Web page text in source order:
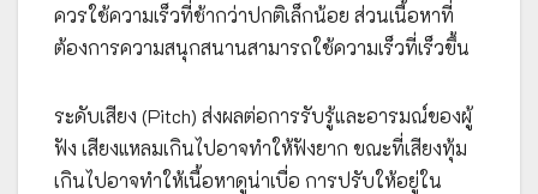
ควรใช้ความเร็วที่ช้ากว่าปกติเล็กน้อย ส่วนเนื้อหาที่
ต้องการความสนุกสนานสามารถใช้ความเร็วที่เร็วขึ้น
ระดับเสียง (Pitch) ส่งผลต่อการรับรู้และอารมณ์ของผู้
ฟัง เสียงแหลมเกินไปอาจทำให้ฟังยาก ขณะที่เสียงทุ้ม
เกินไปอาจทำให้เนื้อหาดูน่าเบื่อ การปรับให้อยู่ใน